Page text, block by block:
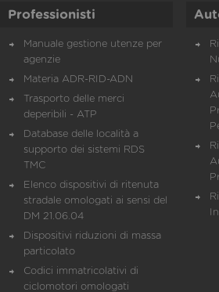
Professionisti
Manuale gestione utenze per
agenzie
Materia ADR-RID-ADN
Trasporto delle merci
deperibili - ATP
Database delle località a
supporto dei sistemi RDS
TMC
Elenco dispositivi di ritenuta
stradale omologati ai sensi del
DM 21.06.04
Dispositivi riduzioni di massa
particolato
Codici immatricolativi di
ciclomotori omologati